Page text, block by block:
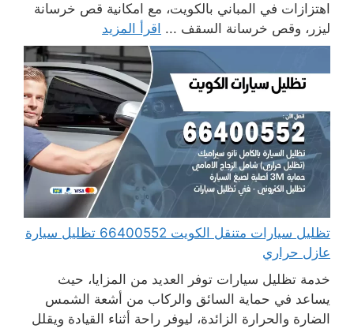
اهتزازات في المباني بالكويت، مع امكانية قص خرسانة
ليزر، وقص خرسانة السقف ... اقرأ المزيد
تظليل سيارات متنقل الكويت 66400552 تظليل سيارة
عازل حراري
خدمة تظليل سيارات توفر العديد من المزايا، حيث
يساعد في حماية السائق والركاب من أشعة الشمس
الضارة والحرارة الزائدة، ليوفر راحة أثناء القيادة ويقلل